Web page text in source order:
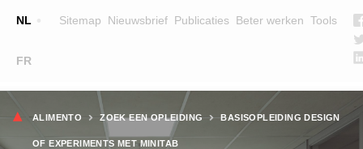
NL
FR
Sitemap Nieuwsbrief Publicaties Beter werken Tools
Main
navigation
ZOEK EEN OPLEIDING
Kruimelpad
ALIMENTO ZOEK EEN OPLEIDING BASISOPLEIDING DESIGN
OF EXPERIMENTS MET MINITAB